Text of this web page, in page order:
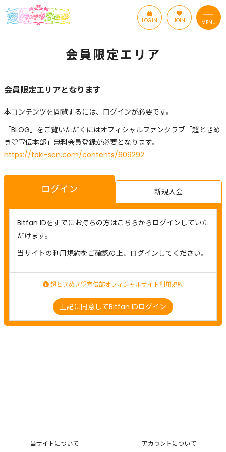
LOGIN JOIN MENU
会員限定エリア
会員限定エリアとなります
本コンテンツを閲覧するには、ログインが必要です。
「BLOG」をご覧いただくにはオフィシャルファンクラブ「超ときめ
き♡宣伝本部」無料会員登録が必要となります。
https://toki-sen.com/contents/609292
ログイン 新規入会
Bitfan IDをすでにお持ちの方はこちらからログインしていた
だけます。
当サイトの利用規約をご確認の上、ログインしてください。
超ときめき♡宣伝部オフィシャルサイト利用規約
上記に同意してBitfan IDログイン
当サイトについて アカウントについて